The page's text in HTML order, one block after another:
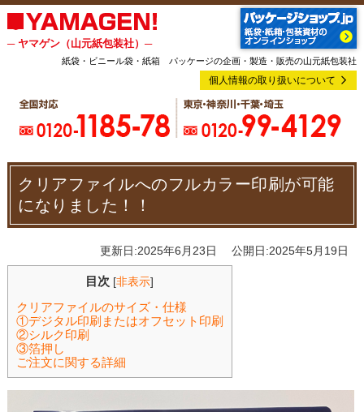
─ ヤマゲン（山元紙包装社）─
紙袋・ビニール袋・紙箱 パッケージの企画・製造・販売の山元紙包装社
個人情報の取り扱いについて
クリアファイルへのフルカラー印刷が可能
になりました！！
更新日:2025年6月23日 公開日:2025年5月19日
目次 [非表示]
クリアファイルのサイズ・仕様
①デジタル印刷またはオフセット印刷
②シルク印刷
③箔押し
ご注文に関する詳細